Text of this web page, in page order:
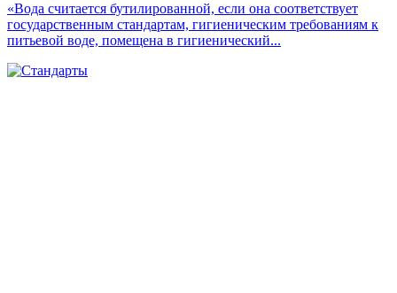
«Вода считается бутилированной, если она соответствует
государственным стандартам, гигиеническим требованиям к
питьевой воде, помещена в гигиенический...